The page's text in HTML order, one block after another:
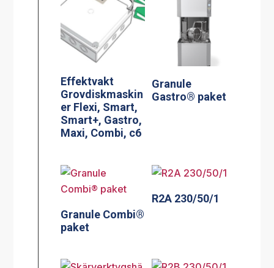
Effektvakt
Grovdiskmaskin
er Flexi, Smart,
Smart+, Gastro,
Maxi, Combi, c6
Granule
Gastro® paket
Granule Combi®
paket
R2A 230/50/1